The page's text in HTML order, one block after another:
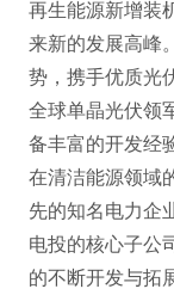
再生能源新增装
来新的发展高峰
势，携手优质光
全球单晶光伏领
备丰富的开发经
在清洁能源领域
先的知名电力企
电投的核心子公
的不断开发与拓